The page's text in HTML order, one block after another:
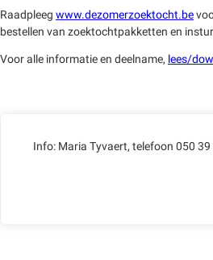
Raadpleeg www.dezomerzoektocht.be
bestellen van zoektochtpakketten en
Voor alle informatie en deelname, lees/
Info: Maria Tyvaert, telefoon 050 39